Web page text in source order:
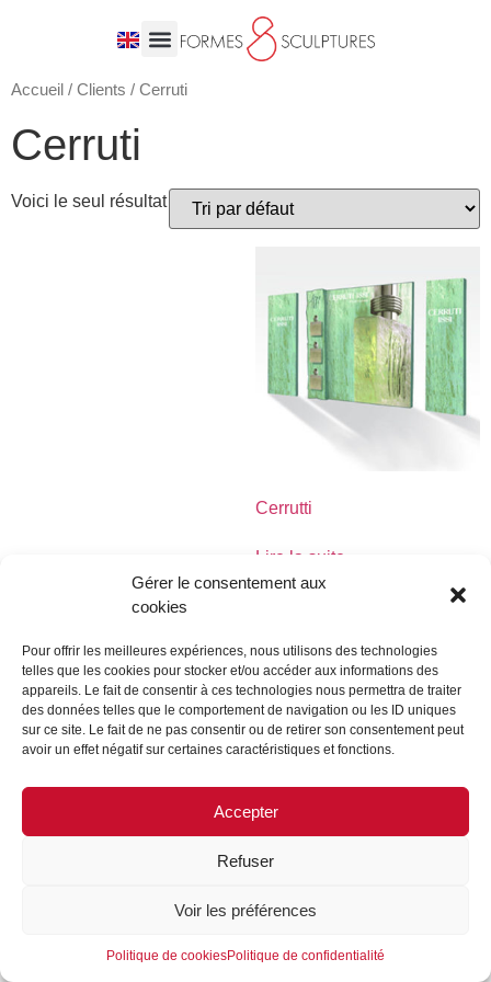
Gérer le consentement aux
cookies
Pour offrir les meilleures expériences, nous utilisons des technologies
telles que les cookies pour stocker et/ou accéder aux informations des
appareils. Le fait de consentir à ces technologies nous permettra de traiter
des données telles que le comportement de navigation ou les ID uniques
sur ce site. Le fait de ne pas consentir ou de retirer son consentement peut
avoir un effet négatif sur certaines caractéristiques et fonctions.
Accepter
Refuser
Voir les préférences
Politique de cookiesPolitique de confidentialité
Accueil / Clients / Cerruti
Cerruti
Voici le seul résultat
Cerrutti
Lire la suite
MENTIONS LÉGALES CONTACTEZ-NOUS
REJOIGNEZ-NOUS
SUIVEZ-NOUS
©FORMES & SCULPTURES. 2023